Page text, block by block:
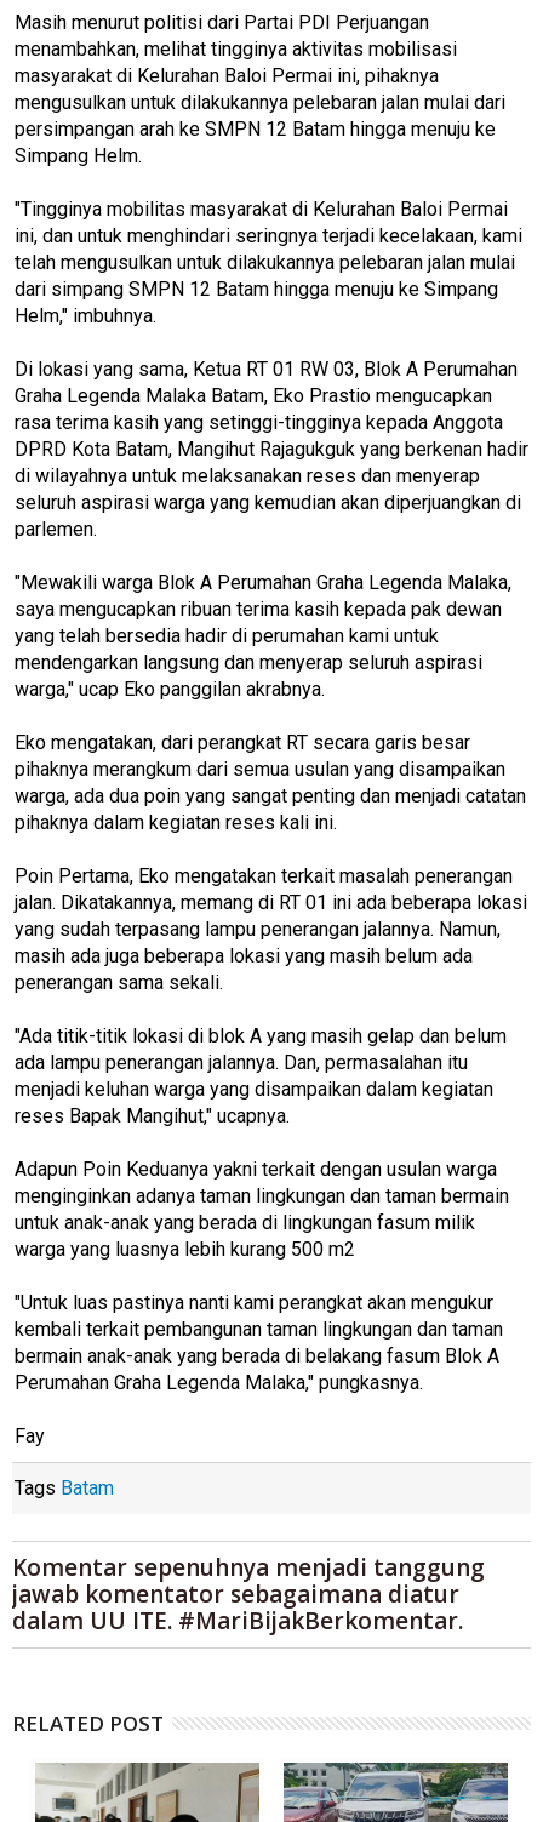
Masih menurut politisi dari Partai PDI Perjuangan
menambahkan, melihat tingginya aktivitas mobilisasi
masyarakat di Kelurahan Baloi Permai ini, pihaknya
mengusulkan untuk dilakukannya pelebaran jalan mulai dari
persimpangan arah ke SMPN 12 Batam hingga menuju ke
Simpang Helm.
"Tingginya mobilitas masyarakat di Kelurahan Baloi Permai
ini, dan untuk menghindari seringnya terjadi kecelakaan, kami
telah mengusulkan untuk dilakukannya pelebaran jalan mulai
dari simpang SMPN 12 Batam hingga menuju ke Simpang
Helm," imbuhnya.
Di lokasi yang sama, Ketua RT 01 RW 03, Blok A Perumahan
Graha Legenda Malaka Batam, Eko Prastio mengucapkan
rasa terima kasih yang setinggi-tingginya kepada Anggota
DPRD Kota Batam, Mangihut Rajagukguk yang berkenan hadir
di wilayahnya untuk melaksanakan reses dan menyerap
seluruh aspirasi warga yang kemudian akan diperjuangkan di
parlemen.
"Mewakili warga Blok A Perumahan Graha Legenda Malaka,
saya mengucapkan ribuan terima kasih kepada pak dewan
yang telah bersedia hadir di perumahan kami untuk
mendengarkan langsung dan menyerap seluruh aspirasi
warga," ucap Eko panggilan akrabnya.
Eko mengatakan, dari perangkat RT secara garis besar
pihaknya merangkum dari semua usulan yang disampaikan
warga, ada dua poin yang sangat penting dan menjadi catatan
pihaknya dalam kegiatan reses kali ini.
Poin Pertama, Eko mengatakan terkait masalah penerangan
jalan. Dikatakannya, memang di RT 01 ini ada beberapa lokasi
yang sudah terpasang lampu penerangan jalannya. Namun,
masih ada juga beberapa lokasi yang masih belum ada
penerangan sama sekali.
"Ada titik-titik lokasi di blok A yang masih gelap dan belum
ada lampu penerangan jalannya. Dan, permasalahan itu
menjadi keluhan warga yang disampaikan dalam kegiatan
reses Bapak Mangihut," ucapnya.
Adapun Poin Keduanya yakni terkait dengan usulan warga
menginginkan adanya taman lingkungan dan taman bermain
untuk anak-anak yang berada di lingkungan fasum milik
warga yang luasnya lebih kurang 500 m2
"Untuk luas pastinya nanti kami perangkat akan mengukur
kembali terkait pembangunan taman lingkungan dan taman
bermain anak-anak yang berada di belakang fasum Blok A
Perumahan Graha Legenda Malaka," pungkasnya.
Fay
Tags Batam
Komentar sepenuhnya menjadi tanggung
jawab komentator sebagaimana diatur
dalam UU ITE. #MariBijakBerkomentar.
RELATED POST